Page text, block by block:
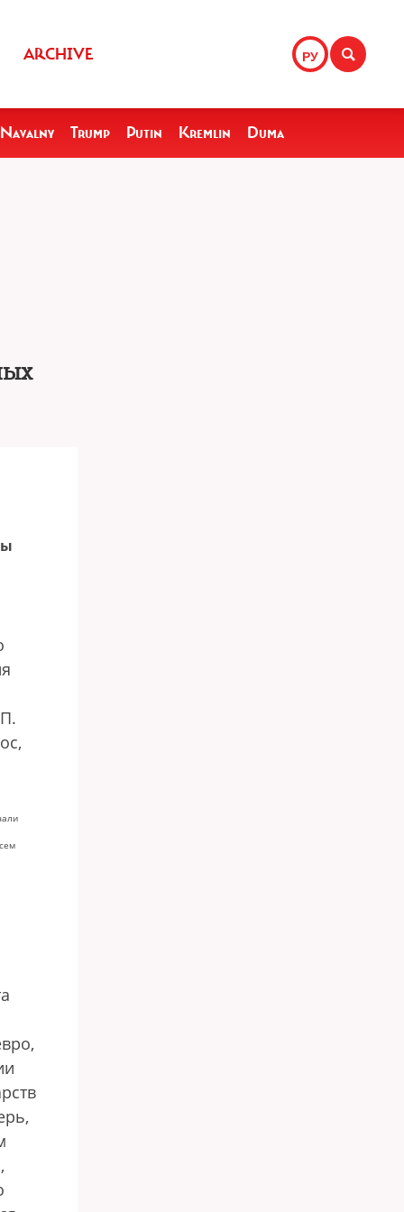
РУ
ARCHIVE
Navalny Trump Putin Kremlin Duma